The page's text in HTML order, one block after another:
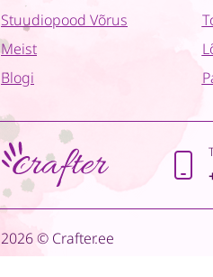
Stuudiopood Võrus
Meist
Blogi
2026 © Crafter.ee